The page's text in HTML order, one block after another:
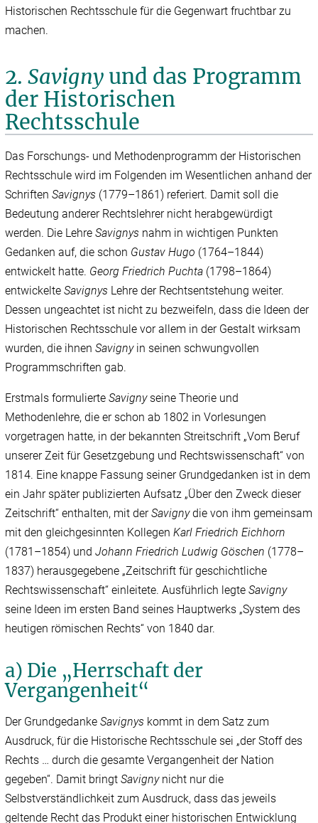
Historischen Rechtsschule für die Gegenwart fruchtbar zu
machen.
2.Savigny und das Programm
der Historischen
Rechtsschule
Das Forschungs- und Methodenprogramm der Historischen
Rechtsschule wird im Folgenden im Wesentlichen anhand der
Schriften Savignys (1779–1861) referiert. Damit soll die
Bedeutung anderer Rechtslehrer nicht herabgewürdigt
werden. Die LehreSavignys nahm in wichtigen Punkten
Gedanken auf, die schon Gustav Hugo (1764–1844)
entwickelt hatte. Georg Friedrich Puchta (1798–1864)
entwickelteSavignys Lehre der Rechtsentstehung weiter.
Dessen ungeachtet ist nicht zu bezweifeln, dass die Ideen der
Historischen Rechtsschule vor allem in der Gestalt wirksam
wurden, die ihnenSavignyin seinen schwungvollen
Programmschriften gab.
Erstmals formulierteSavignyseine Theorie und
Methodenlehre, die er schon ab 1802 in Vorlesungen
vorgetragen hatte, in der bekannten Streitschrift „Vom Beruf
unserer Zeit für Gesetzgebung und Rechtswissenschaft“ von
1814. Eine knappe Fassung seiner Grundgedanken ist in dem
ein Jahr später publizierten Aufsatz „Über den Zweck dieser
Zeitschrift“ enthalten, mit derSavignydie von ihm gemeinsam
mit den gleichgesinnten KollegenKarl Friedrich Eichhorn
(1781–1854) undJohann Friedrich Ludwig Göschen (1778–
1837) herausgegebene „Zeitschrift für geschichtliche
Rechtswissenschaft“ einleitete. Ausführlich legteSavigny
seine Ideen im ersten Band seines Hauptwerks „System des
heutigen römischen Rechts“ von 1840 dar.
a) Die „Herrschaft der
Vergangenheit“
Der GrundgedankeSavignys kommt in dem Satz zum
Ausdruck, für die Historische Rechtsschule sei „der Stoff des
Rechts … durch die gesamte Vergangenheit der Nation
gegeben“. Damit bringtSavignynicht nur die
Selbstverständlichkeit zum Ausdruck, dass das jeweils
geltende Recht das Produkt einer historischen Entwicklung